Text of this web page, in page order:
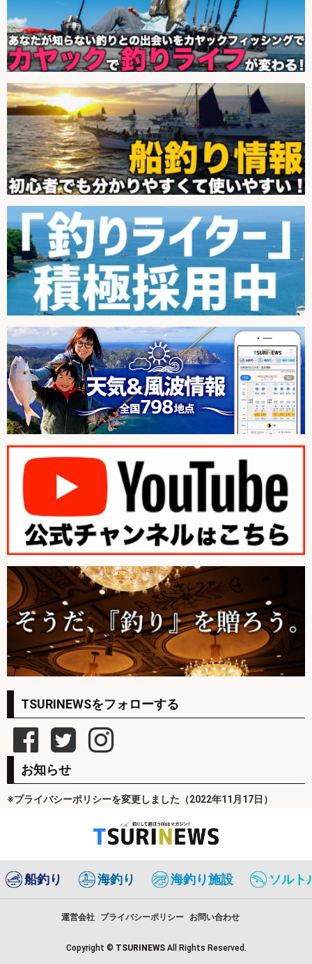
TSURINEWSをフォローする
お知らせ
※プライバシーポリシーを変更しました（2022年11月17日）
船釣り 海釣り 海釣り施設 ソルト
運営会社 プライバシーポリシー お問い合わせ
Copyright © TSURINEWS All Rights Reserved.